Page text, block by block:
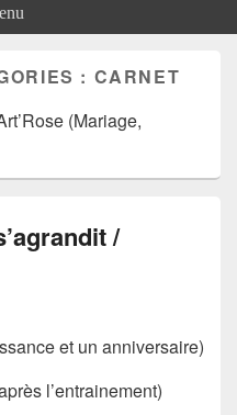
: CARNET
(Mariage,
/
et un anniversaire)
l’entrainement)